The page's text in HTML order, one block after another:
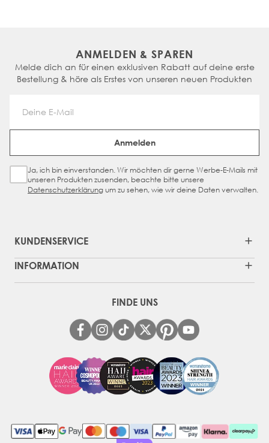
ANMELDEN & SPAREN
Melde dich an für einen exklusiven Rabatt auf deine erste
Bestellung & höre als Erstes von unseren neuen Produkten
Email Address
Anmelden
Sign Up Checkbox
Ja, ich bin einverstanden. Wir möchten dir gerne Werbe-E-Mails mit
unseren Produkten zusenden, beachte bitte unsere
Datenschutzerklärungum zu sehen, wie wir deine Daten verwalten.
KUNDENSERVICE
INFORMATION
FINDE UNS